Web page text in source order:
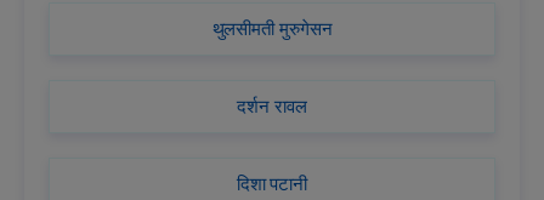
थुलसीमती मुरुगेसन
दर्शन रावल
दिशा पटानी